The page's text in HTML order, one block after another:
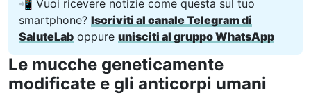
📲 Vuoi ricevere notizie come questa sul tuo
smartphone? Iscriviti al canale Telegram di
SaluteLab oppure unisciti al gruppo WhatsApp
Le mucche geneticamente
modificate e gli anticorpi umani